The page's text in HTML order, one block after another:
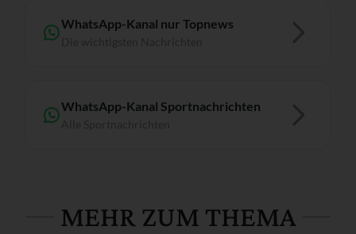
WhatsApp-Kanal nur Topnews
WhatsApp-Kanal Sportnachrichten
MEHR ZUM THEMA